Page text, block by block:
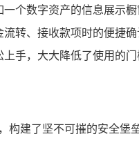
个数字资产的信息展示
转、接收款项时的便捷
手，大大降低了使用的门
建了坚不可摧的安全堡